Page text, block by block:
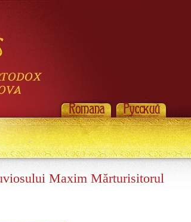
Maxim Mărturisitorul